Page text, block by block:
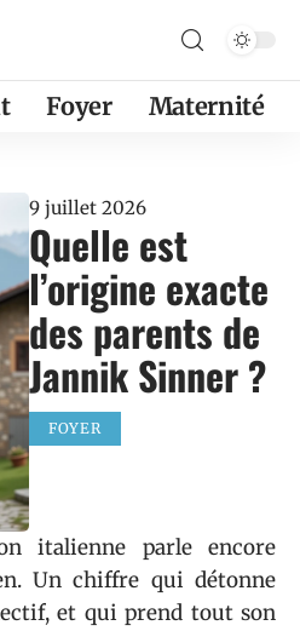
Foyer Maternité
9 juillet 2026
Quelle est
l’origine exacte
des parents de
Jannik Sinner ?
FOYER
italienne parle encore
Un chiffre qui détonne
et qui prend tout son